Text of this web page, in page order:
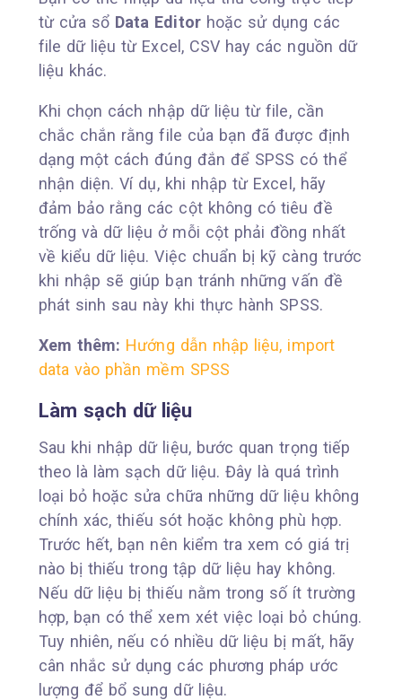
từ cửa sổ Data Editorhoặc sử dụng các
file dữ liệu từ Excel, CSV hay các nguồn dữ
liệu khác.
Khi chọn cách nhập dữ liệu từ file, cần
chắc chắn rằng file của bạn đã được định
dạng một cách đúng đắn để SPSS có thể
nhận diện. Ví dụ, khi nhập từ Excel, hãy
đảm bảo rằng các cột không có tiêu đề
trống và dữ liệu ở mỗi cột phải đồng nhất
về kiểu dữ liệu. Việc chuẩn bị kỹ càng trước
khi nhập sẽ giúp bạn tránh những vấn đề
phát sinh sau này khi thực hành SPSS.
Xem thêm: Hướng dẫn nhập liệu, import
data vào phần mềm SPSS
Làm sạch dữ liệu
Sau khi nhập dữ liệu, bước quan trọng tiếp
theo là làm sạch dữ liệu. Đây là quá trình
loại bỏ hoặc sửa chữa những dữ liệu không
chính xác, thiếu sót hoặc không phù hợp.
Trước hết, bạn nên kiểm tra xem có giá trị
nào bị thiếu trong tập dữ liệu hay không.
Nếu dữ liệu bị thiếu nằm trong số ít trường
hợp, bạn có thể xem xét việc loại bỏ chúng.
Tuy nhiên, nếu có nhiều dữ liệu bị mất, hãy
cân nhắc sử dụng các phương pháp ước
lượng để bổ sung dữ liệu.